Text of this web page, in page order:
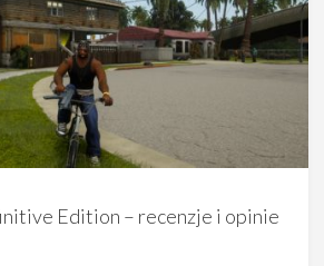
Edition – recenzje i opinie